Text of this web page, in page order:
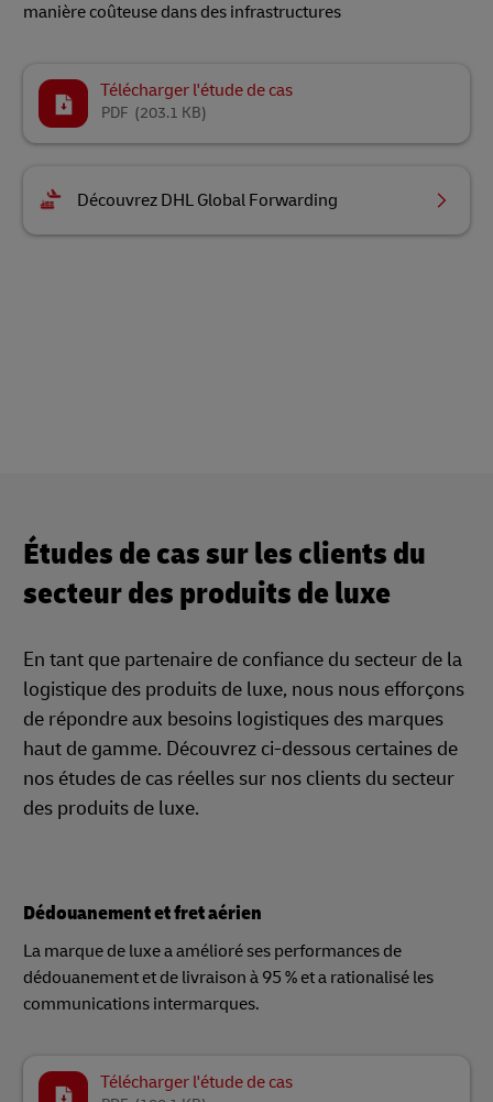
manière coûteuse dans des infrastructures
Télécharger l'étude de cas
(203.1 KB)
PDF
Découvrez DHL Global Forwarding
Études de cas sur les clients du
secteur des produits de luxe
En tant que partenaire de confiance du secteur de la
logistique des produits de luxe, nous nous efforçons
de répondre aux besoins logistiques des marques
haut de gamme. Découvrez ci-dessous certaines de
nos études de cas réelles sur nos clients du secteur
des produits de luxe.
Dédouanement et fret aérien
La marque de luxe a amélioré ses performances de
dédouanement et de livraison à 95 % et a rationalisé les
communications intermarques.
Télécharger l'étude de cas